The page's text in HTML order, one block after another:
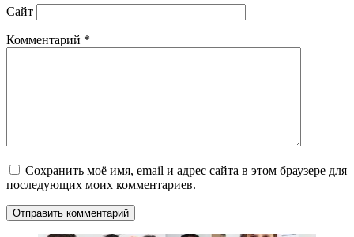
Сайт
Комментарий *
Сохранить моё имя, email и адрес сайта в этом браузере для
последующих моих комментариев.